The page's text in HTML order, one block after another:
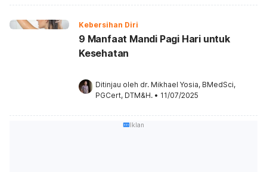
Kebersihan Diri
9 Manfaat Mandi Pagi Hari untuk
Kesehatan
Ditinjau oleh dr. Mikhael Yosia, BMedSci,
PGCert, DTM&H. • 11/07/2025
Iklan